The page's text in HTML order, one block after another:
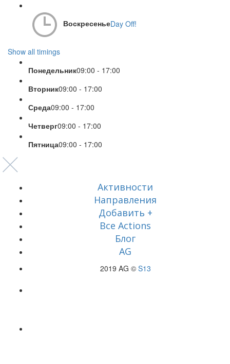
ВоскресеньеDay Off!
Show all timings
Понедельник09:00 - 17:00
Вторник09:00 - 17:00
Среда09:00 - 17:00
Четверг09:00 - 17:00
Пятница09:00 - 17:00
Активности
Направления
Добавить +
Все Actions
Блог
AG
2019 AG © S13